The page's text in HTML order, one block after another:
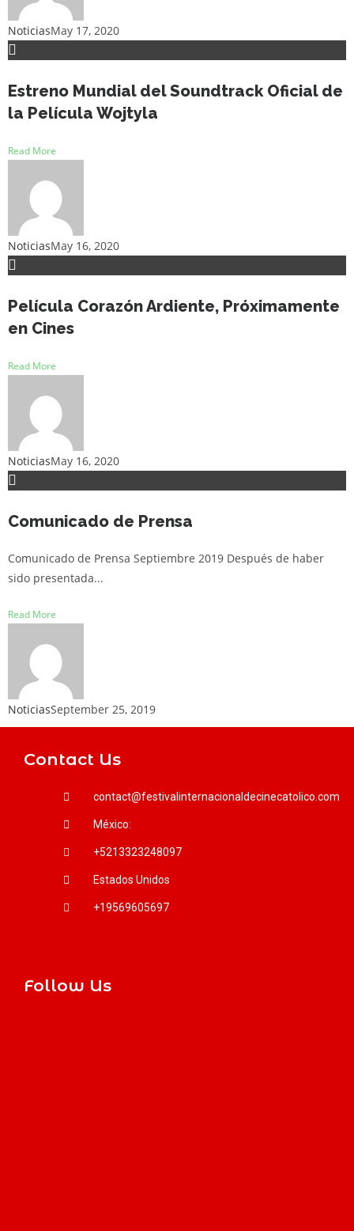
NoticiasMay 17, 2020
Estreno Mundial del Soundtrack Oficial de
la Película Wojtyla
Read More
NoticiasMay 16, 2020
Película Corazón Ardiente, Próximamente
en Cines
Read More
NoticiasMay 16, 2020
Comunicado de Prensa
Comunicado de Prensa Septiembre 2019 Después de haber
sido presentada...
Read More
NoticiasSeptember 25, 2019
Contact Us
contact@festivalinternacionaldecinecatolico.com
México:
+5213323248097
Estados Unidos
+19569605697
Follow Us